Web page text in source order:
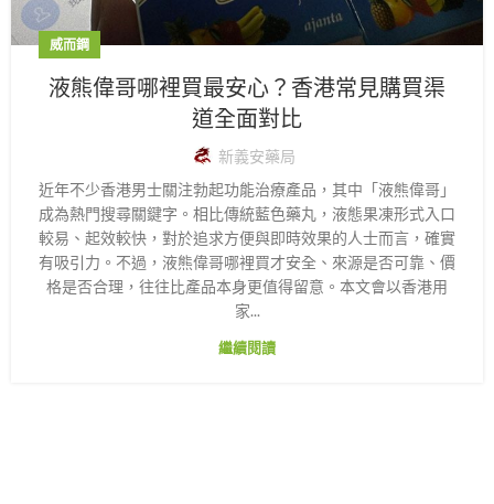
威而鋼
液熊偉哥哪裡買最安心？香港常見購買渠
道全面對比
新義安藥局
近年不少香港男士關注勃起功能治療產品，其中「液熊偉哥」
成為熱門搜尋關鍵字。相比傳統藍色藥丸，液態果凍形式入口
較易、起效較快，對於追求方便與即時效果的人士而言，確實
有吸引力。不過，液熊偉哥哪裡買才安全、來源是否可靠、價
格是否合理，往往比產品本身更值得留意。本文會以香港用
家...
繼續閱讀